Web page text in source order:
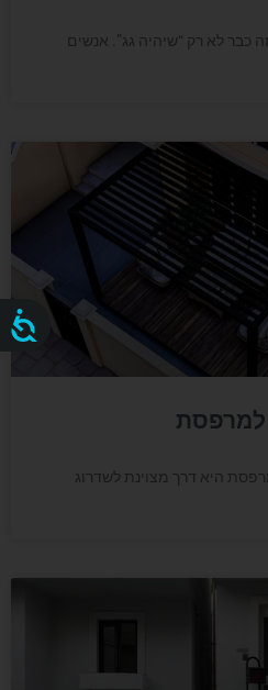
כבר לא רק “שיהיה גג”. אנשים
למרפסת
היא דרך מצוינת לשדרוג